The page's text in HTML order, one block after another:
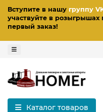
Вступите в нашу группу
участвуйте в розыгрышах
первый заказ!
Каталог товаров